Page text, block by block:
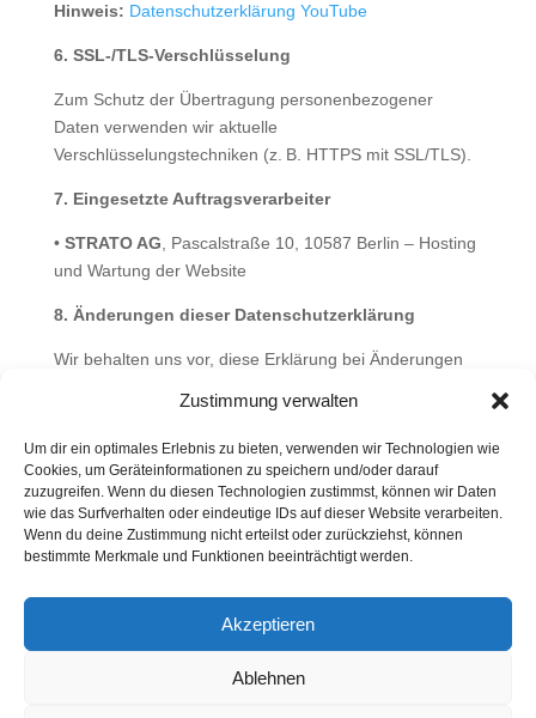
Zustimmung verwalten
Um dir ein optimales Erlebnis zu bieten, verwenden wir Technologien wie
Cookies, um Geräteinformationen zu speichern und/oder darauf
zuzugreifen. Wenn du diesen Technologien zustimmst, können wir Daten
wie das Surfverhalten oder eindeutige IDs auf dieser Website verarbeiten.
Wenn du deine Zustimmung nicht erteilst oder zurückziehst, können
bestimmte Merkmale und Funktionen beeinträchtigt werden.
Akzeptieren
Ablehnen
Hinweis: Datenschutzerklärung YouTube
6. SSL-/TLS-Verschlüsselung
Zum Schutz der Übertragung personenbezogener
Daten verwenden wir aktuelle
Verschlüsselungstechniken (z. B. HTTPS mit SSL/TLS).
7. Eingesetzte Auftragsverarbeiter
• STRATO AG , Pascalstraße 10, 10587 Berlin – Hosting
und Wartung der Website
8. Änderungen dieser Datenschutzerklärung
Wir behalten uns vor, diese Erklärung bei Änderungen
jeweils die aktuelle Version auf dieser Seite.
9. Kontakt für Datenschutzanliegen
Bei Fragen zum Datenschutz schreiben Sie bitte an:
qm@leipzigertor.de